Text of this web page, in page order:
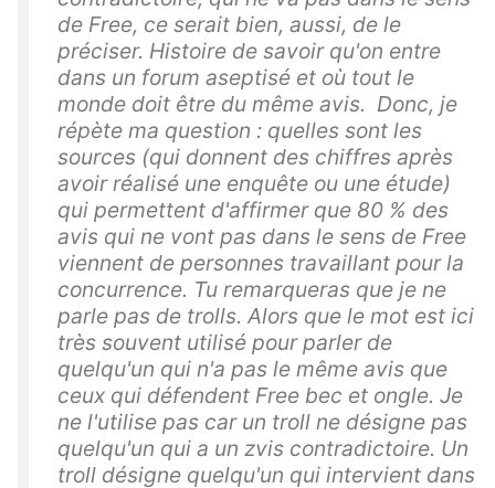
de Free, ce serait bien, aussi, de le
préciser. Histoire de savoir qu'on entre
dans un forum aseptisé et où tout le
monde doit être du même avis. Donc, je
répète ma question : quelles sont les
sources (qui donnent des chiffres après
avoir réalisé une enquête ou une étude)
qui permettent d'affirmer que 80 % des
avis qui ne vont pas dans le sens de Free
viennent de personnes travaillant pour la
concurrence. Tu remarqueras que je ne
parle pas de trolls. Alors que le mot est ici
très souvent utilisé pour parler de
quelqu'un qui n'a pas le même avis que
ceux qui défendent Free bec et ongle. Je
ne l'utilise pas car un troll ne désigne pas
quelqu'un qui a un zvis contradictoire. Un
troll désigne quelqu'un qui intervient dans